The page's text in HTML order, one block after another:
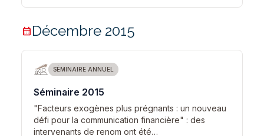
calendar_monthDécembre 2015
SÉMINAIRE ANNUEL
Séminaire 2015
"Facteurs exogènes plus prégnants : un nouveau
défi pour la communication financière" : des
intervenants de renom ont été…